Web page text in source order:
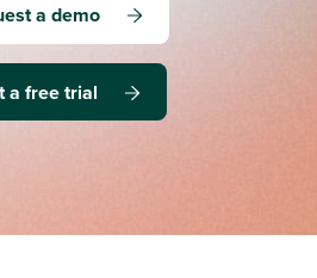
a demo
a free trial